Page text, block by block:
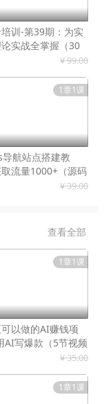
训-第39期：为实
实战全掌握（30
¥ 99.00
1章1课
航站点搭建教
流量1000+（源码
¥ 39.00
查看全部
1章1课
以做的AI赚钱项
AI写爆款（5节视频
¥ 35.00
1章1课